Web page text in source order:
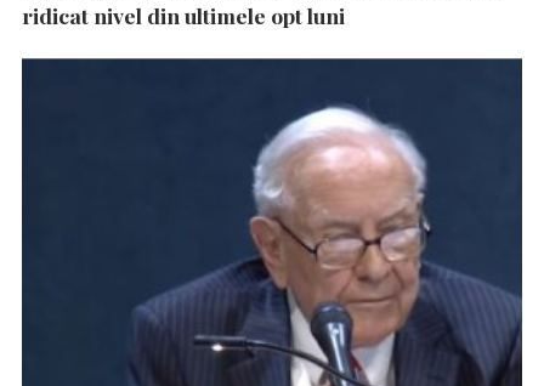
ridicat nivel din ultimele opt luni